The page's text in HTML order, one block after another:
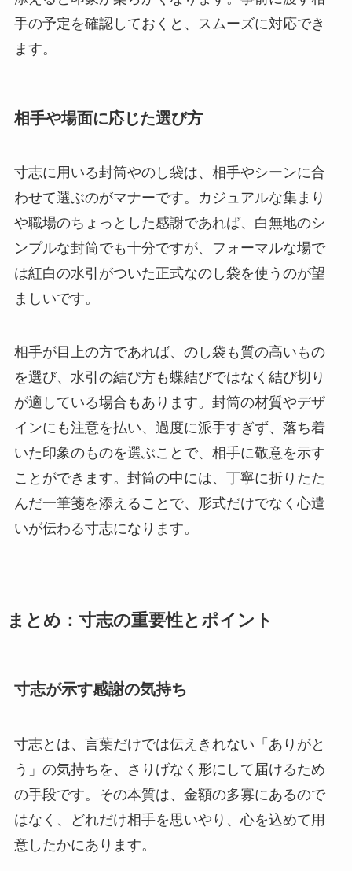
手の予定を確認しておくと、スムーズに対応でき
ます。
相手や場面に応じた選び方
寸志に用いる封筒やのし袋は、相手やシーンに合
わせて選ぶのがマナーです。カジュアルな集まり
や職場のちょっとした感謝であれば、白無地のシ
ンプルな封筒でも十分ですが、フォーマルな場で
は紅白の水引がついた正式なのし袋を使うのが望
ましいです。
相手が目上の方であれば、のし袋も質の高いもの
を選び、水引の結び方も蝶結びではなく結び切り
が適している場合もあります。封筒の材質やデザ
インにも注意を払い、過度に派手すぎず、落ち着
いた印象のものを選ぶことで、相手に敬意を示す
ことができます。封筒の中には、丁寧に折りたた
んだ一筆箋を添えることで、形式だけでなく心遣
いが伝わる寸志になります。
まとめ：寸志の重要性とポイント
寸志が示す感謝の気持ち
寸志とは、言葉だけでは伝えきれない「ありがと
う」の気持ちを、さりげなく形にして届けるため
の手段です。その本質は、金額の多寡にあるので
はなく、どれだけ相手を思いやり、心を込めて用
意したかにあります。